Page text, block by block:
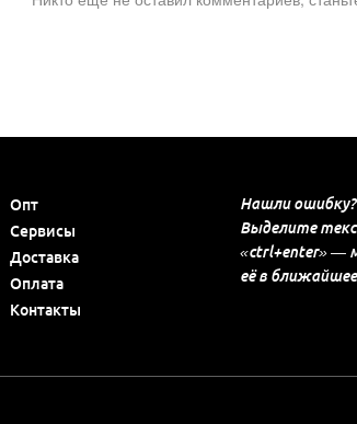
Опт
Сервисы
Доставка
Оплата
Контакты
Нашли ошибку?
Выделите
«ctrl+enter» —
её в